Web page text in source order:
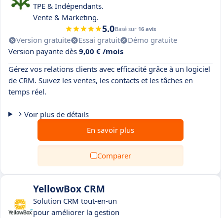
TPE & Indépendants.
Vente & Marketing.
5.0Basé sur 16 avis
Version gratuite Essai gratuit
Démo gratuite
Version payante dès 9,00 € /mois
Gérez vos relations clients avec efficacité grâce à un logiciel
de CRM. Suivez les ventes, les contacts et les tâches en
temps réel.
Voir plus de détails
En savoir plus
Comparer
YellowBox CRM
Solution CRM tout-en-un
pour améliorer la gestion